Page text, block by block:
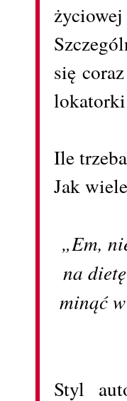
się
lokatorki
Ile
Jak
„Em,
na
minąć
Styl